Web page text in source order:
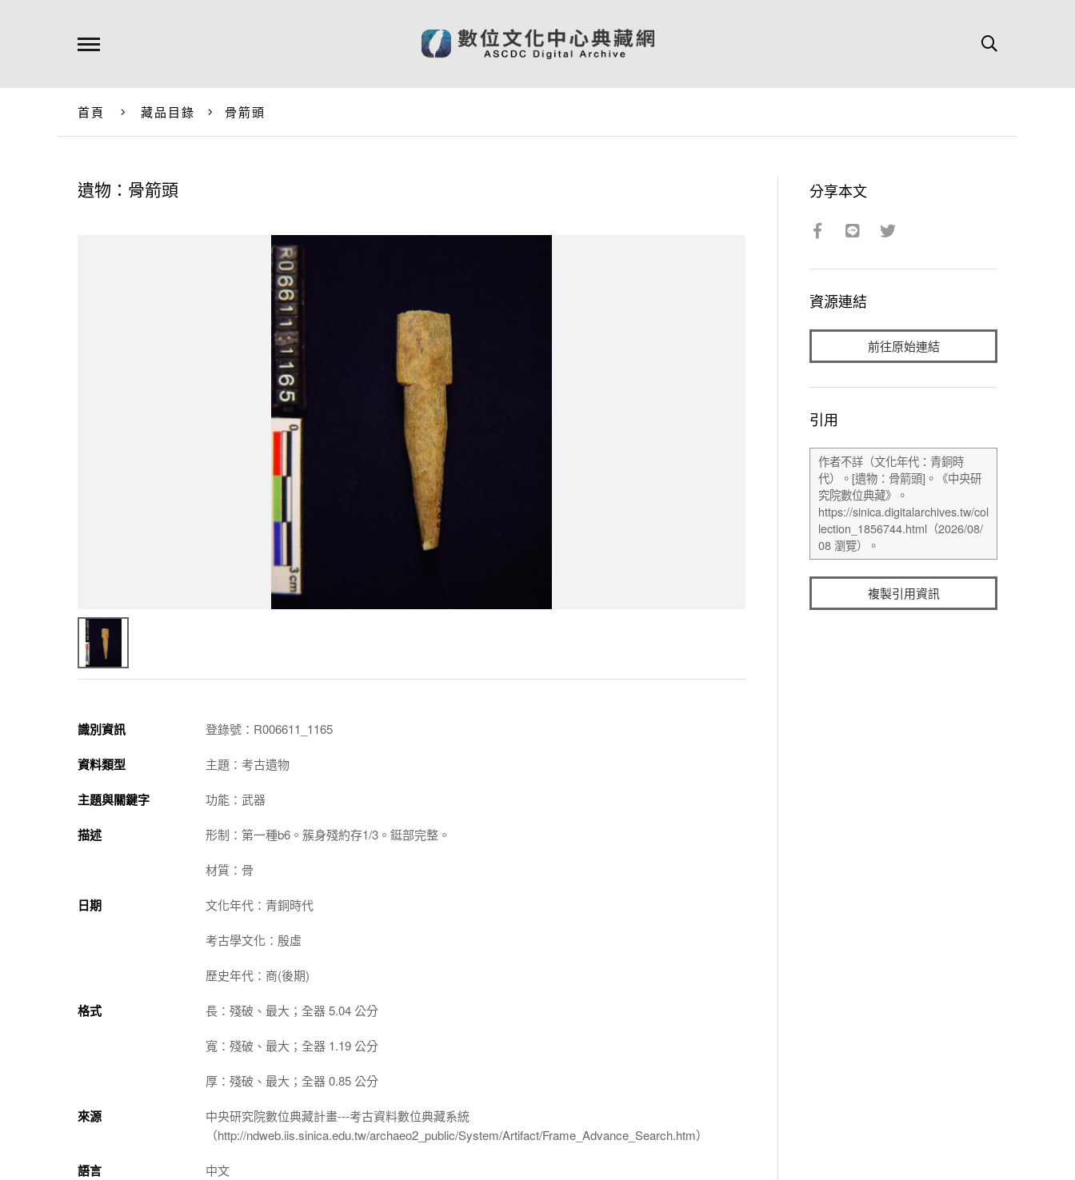
首頁 藏品目錄 骨箭頭
遺物：骨箭頭
識別資訊 登錄號：R006611_1165
資料類型 主題：考古遺物
主題與關鍵字 功能：武器
描述 形制：第一種b6。簇身殘約存1/3。鋌部完整。
材質：骨
日期 文化年代：青銅時代
考古學文化：殷虛
歷史年代：商(後期)
格式 長：殘破、最大；全器 5.04 公分
寬：殘破、最大；全器 1.19 公分
厚：殘破、最大；全器 0.85 公分
來源
中央研究院數位典藏計畫---考古資料數位典藏系統
（http://ndweb.iis.sinica.edu.tw/archaeo2_public/System/Artifact/Frame_Advance_Search.htm）
語言 中文
分享本文
資源連結
前往原始連結
引用
複製引用資訊